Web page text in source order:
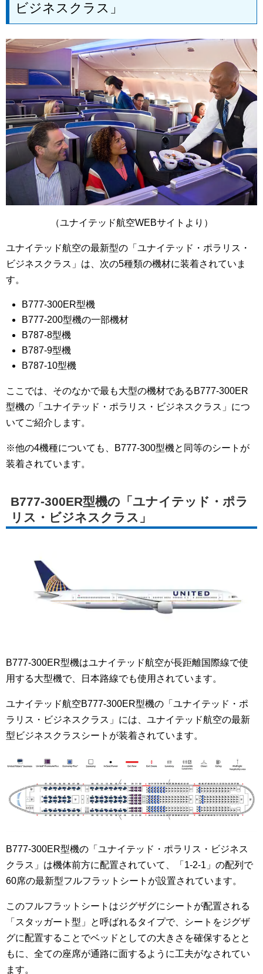
ビジネスクラス」
（ユナイテッド航空WEBサイトより）
ユナイテッド航空の最新型の「ユナイテッド・ポラリス・
ビジネスクラス」は、次の5種類の機材に装着されていま
す。
B777-300ER型機
B777-200型機の一部機材
B787-8型機
B787-9型機
B787-10型機
ここでは、そのなかで最も大型の機材であるB777-300ER
型機の「ユナイテッド・ポラリス・ビジネスクラス」につ
いてご紹介します。
※他の4機種についても、B777-300型機と同等のシートが
装着されています。
B777-300ER型機の「ユナイテッド・ポラ
リス・ビジネスクラス」
B777-300ER型機はユナイテッド航空が長距離国際線で使
用する大型機で、日本路線でも使用されています。
ユナイテッド航空B777-300ER型機の「ユナイテッド・ポ
ラリス・ビジネスクラス」には、ユナイテッド航空の最新
型ビジネスクラスシートが装着されています。
B777-300ER型機の「ユナイテッド・ポラリス・ビジネス
クラス」は機体前方に配置されていて、「1-2-1」の配列で
60席の最新型フルフラットシートが設置されています。
このフルフラットシートはジグザグにシートが配置される
「スタッガート型」と呼ばれるタイプで、シートをジグザ
グに配置することでベッドとしての大きさを確保するとと
もに、全ての座席が通路に面するように工夫がなされてい
ます。